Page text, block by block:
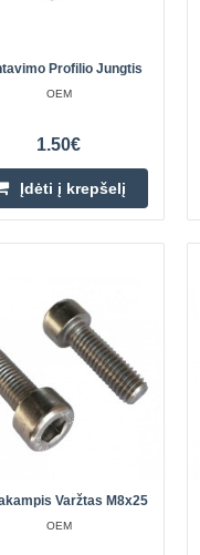
Profilio Jungtis
OEM
1.50€
Įdėti į krepšelį
Varžtas M8x25
OEM